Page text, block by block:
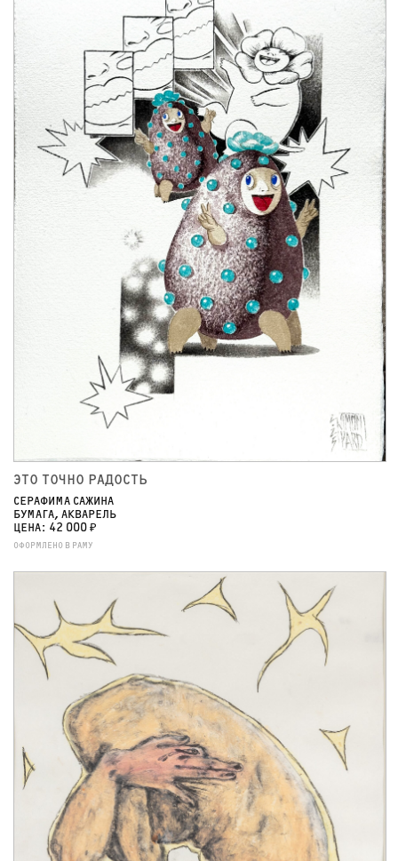
ЭТО ТОЧНО РАДОСТЬ
СЕРАФИМА САЖИНА
БУМАГА, АКВАРЕЛЬ
ЦЕНА: 42 000 ₽
ОФОРМЛЕНО В РАМУ